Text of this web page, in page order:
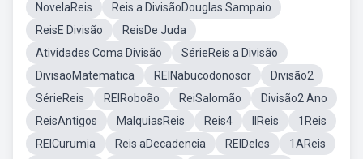
NovelaReis
Reis a DivisãoDouglas Sampaio
ReisE Divisão
ReisDe Juda
Atividades Coma Divisão
SérieReis a Divisão
DivisaoMatematica
REINabucodonosor
Divisão2
SérieReis
REIRoboão ReiSalomão
Divisão2 Ano
ReisAntigos
MalquiasReis Reis4 IIReis
1Reis
REICurumia
Reis aDecadencia REIDeles
1AReis